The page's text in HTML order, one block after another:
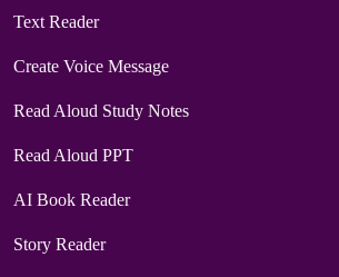
Text Reader
Create Voice Message
Read Aloud Study Notes
Read Aloud PPT
AI Book Reader
Story Reader